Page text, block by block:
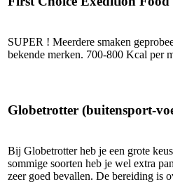
SUPER ! Meerdere smaken
bekende merken. 700-800 Kcal per
Globetrotter (buitensport-
Bij Globetrotter heb je een grote
sommige soorten heb je wel extra
zeer goed bevallen. De bereiding is